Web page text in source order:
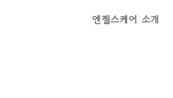
엔젤스케어 소개